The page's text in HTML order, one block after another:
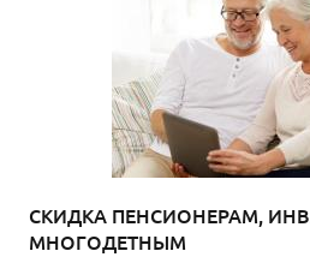
СКИДКА ПЕНСИОНЕРАМ,
МНОГОДЕТНЫМ